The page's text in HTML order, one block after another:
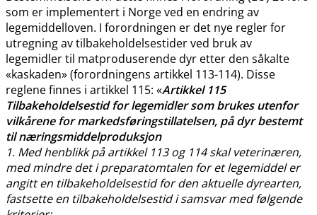
som er implementert i Norge ved en endring av
legemiddelloven. I forordningen er det nye regler for
utregning av tilbakeholdelsestider ved bruk av
legemidler til matproduserende dyr etter den såkalte
«kaskaden» (forordningens artikkel 113-114). Disse
reglene finnes i artikkel 115: «Artikkel 115
Tilbakeholdelsestid for legemidler som brukes utenfor
vilkårene for markedsføringstillatelsen, på dyr bestemt
til næringsmiddelproduksjon
1. Med henblikk på artikkel 113 og 114 skal veterinæren,
med mindre det i preparatomtalen for et legemiddel er
angitt en tilbakeholdelsestid for den aktuelle dyrearten,
fastsette en tilbakeholdelsestid i samsvar med følgende